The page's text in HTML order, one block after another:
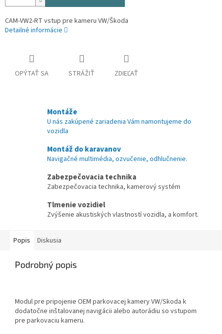
CAM-VW2-RT vstup pre kameru VW/Škoda
Detailné informácie
OPÝTAŤ SA STRÁŽIŤ ZDIEĽAŤ
Montáže
U nás zakúpené zariadenia Vám namontujeme do
vozidla
Montáž do karavanov
Navigačné multimédia, ozvučenie, odhlučnenie.
Zabezpečovacia technika
Zabezpečovacia technika, kamerový systém
Tlmenie vozidiel
Zvýšenie akustiských vlastností vozidla, a komfort.
Popis Diskusia
Podrobný popis
Modul pre pripojenie OEM parkovacej kamery VW/Skoda k
dodatočne inštalovanej navigácii alebo autorádiu so vstupom
pre parkovaciu kameru.